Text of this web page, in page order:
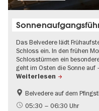
Das Belvedere lädt
Schloss ein. In den frühen
Schlosstürmen ein
geht im Osten die Sonne
Weiterlesen
Brandenburg
Open Air
Belvedere auf dem
05:30 – 06:30 Uhr